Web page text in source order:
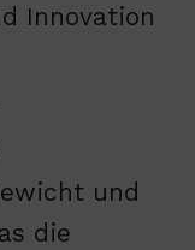
Innovation
und
die